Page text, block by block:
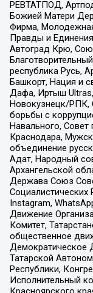
РЕВТАТПОД,
Божией Матери
Фирма,
Правды и
Автоград Крю,
республика Русь,
Башкорт, Нация и
Дафа, Иртыш Ultras,
Новокузнецк/РПК,
борьбы с
Навального, Совет
Краснодара,
объединение
Адат, Народный
Архангельской
Держава Союз
Социалистических
Instagram,
Движение
Комитет,
общественное
Демократическое
Татарской
Республики,
Исполнительный